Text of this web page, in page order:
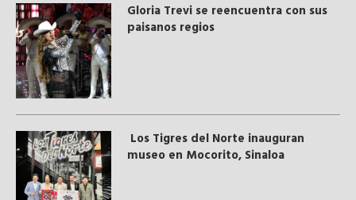
Gloria Trevi se reencuentra con sus
paisanos regios
Los Tigres del Norte inauguran
museo en Mocorito, Sinaloa